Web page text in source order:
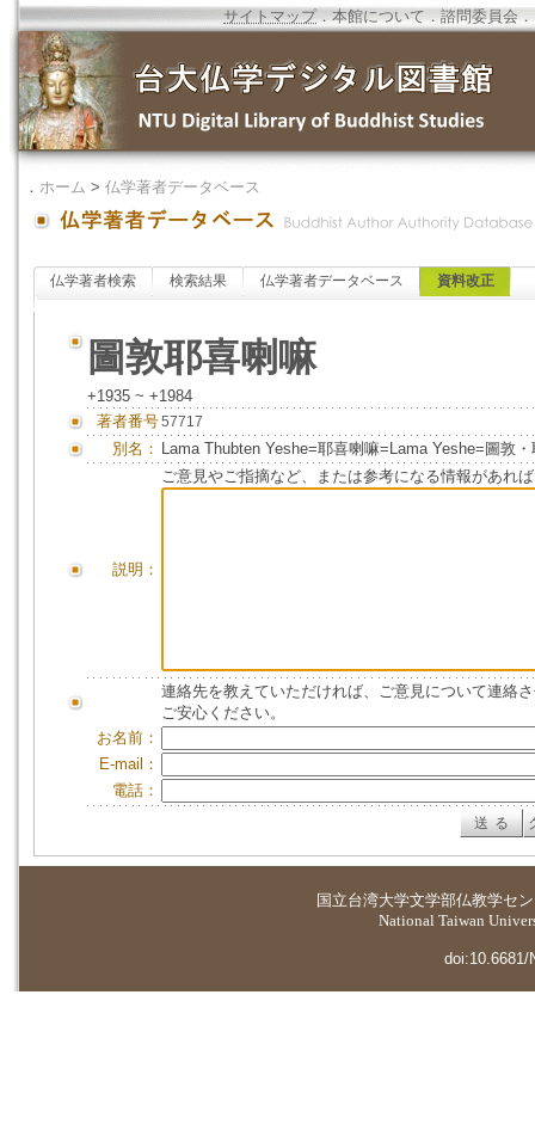
サイトマップ．本館について ．諮問委員会 ．
． ホーム > 仏学著者データベース
仏学著者検索 検索結果 仏学著者データベース 資料改正
圖敦耶喜喇嘛
+1935 ~ +1984
著者番号57717
別名： Lama Thubten Yeshe=耶喜喇嘛=Lama Yeshe=圖敦
説明：
ご意見やご指摘など、または参考になる情報があれ
連絡先を教えていただければ、ご意見について連絡
ご安心ください。
お名前：
E-mail：
電話：
国立台湾大学文学部仏教学セ
National Taiwan
doi:10.6681/